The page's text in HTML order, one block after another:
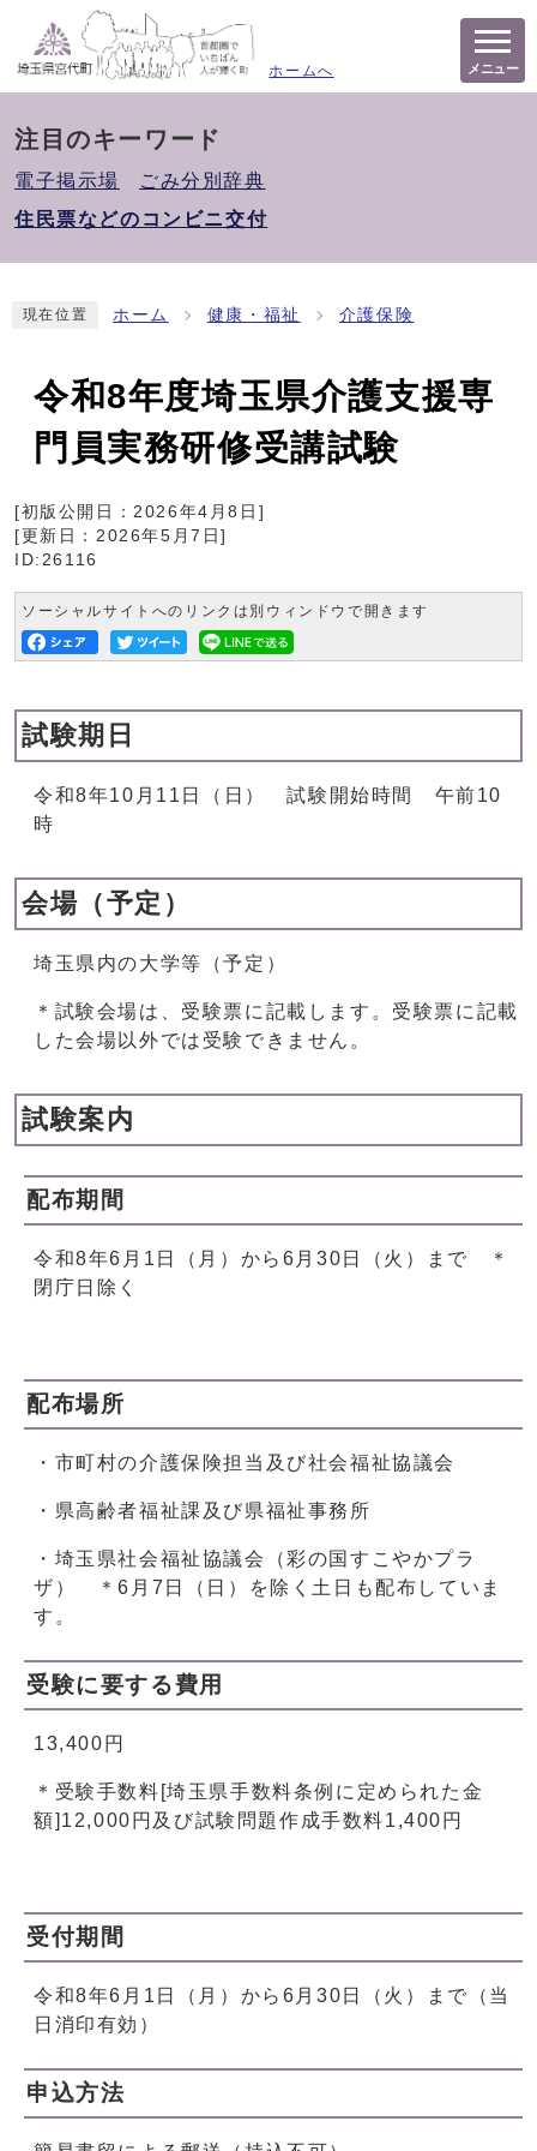
ホームへ メニュー
注目のキーワード
電子掲示場
ごみ分別辞典
住民票などのコンビニ交付
現在位置 ホーム 健康・福祉 介護保険
令和8年度埼玉県介護支援専
門員実務研修受講試験
[初版公開日：2026年4月8日 ]
[更新日： 2026年5月7日]
ID:26116
ソーシャルサイトへのリンクは別ウィンドウで開きます
試験期日
令和8年10月11日（日） 試験開始時間 午前10
時
会場（予定）
埼玉県内の大学等（予定）
＊試験会場は、受験票に記載します。受験票に記載
した会場以外では受験できません。
試験案内
配布期間
令和8年6月1日（月）から6月30日（火）まで ＊
閉庁日除く
配布場所
・市町村の介護保険担当及び社会福祉協議会
・県高齢者福祉課及び県福祉事務所
・埼玉県社会福祉協議会（彩の国すこやかプラ
ザ） ＊6月7日（日）を除く土日も配布していま
す。
受験に要する費用
13,400円
＊受験手数料[埼玉県手数料条例に定められた金
額]12,000円及び試験問題作成手数料1,400円
受付期間
令和8年6月1日（月）から6月30日（火）まで（当
日消印有効）
申込方法